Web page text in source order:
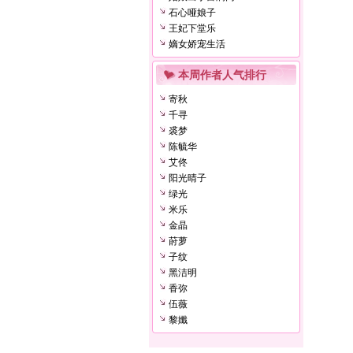
石心哑娘子
王妃下堂乐
嫡女娇宠生活
本周作者人气排行
寄秋
千寻
裘梦
陈毓华
艾佟
阳光晴子
绿光
米乐
金晶
莳萝
子纹
黑洁明
香弥
伍薇
黎孅